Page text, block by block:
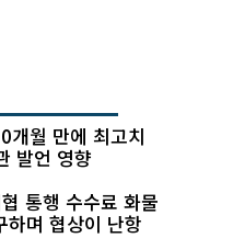
개월 만에 최고치
발언 영향
통행 수수료 화물
며 협상이 난항